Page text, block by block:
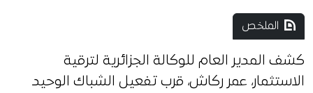
الملخص
كشف المدير العام للوكالة الجزائرية لترقية
الاستثمار، عمر ركاش، قرب تفعيل الشباك الوحيد